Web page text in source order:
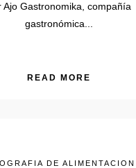
Ajo Gastronomika, compañía
gastronómica...
READ MORE
DE ALIMENTACION